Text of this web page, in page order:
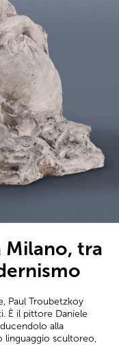
Milano, tra
Paul Troubetzkoy
È il pittore Daniele
alla
linguaggio scultoreo,